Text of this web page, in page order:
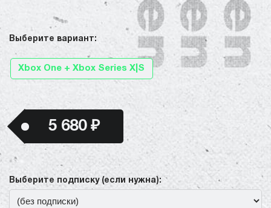
Выберите вариант:
Xbox One + Xbox Series X|S
5 680 ₽
Выберите подписку (если нужна):